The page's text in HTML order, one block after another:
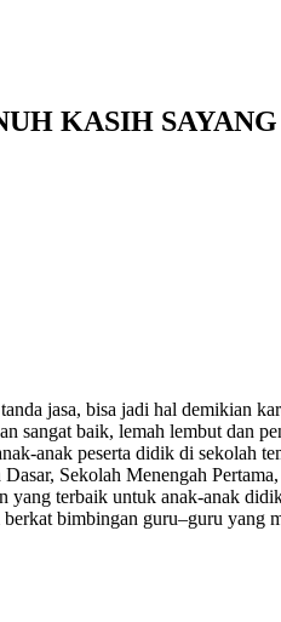
KASIH SAYANG
jasa, bisa jadi hal demikian
sangat baik, lemah lembut dan
anak peserta didik di sekolah
Sekolah Menengah
terbaik untuk anak-anak
bimbingan guru–guru yang